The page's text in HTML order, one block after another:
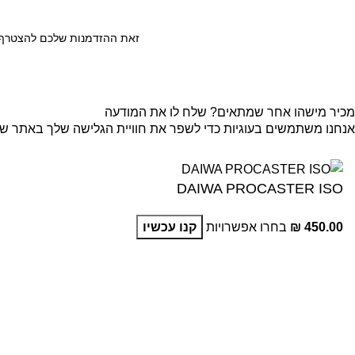
זאת ההזדמנות שלכם להצטרף
מכיר מישהו אחר שמתאים? שלח לו את המודעה
אנחנו משתמשים בעוגיות כדי לשפר את חוויית הגלישה שלך באתר
DAIWA PROCASTER ISO
450.00
₪ בחרו אפשרויות קנו עכשיו